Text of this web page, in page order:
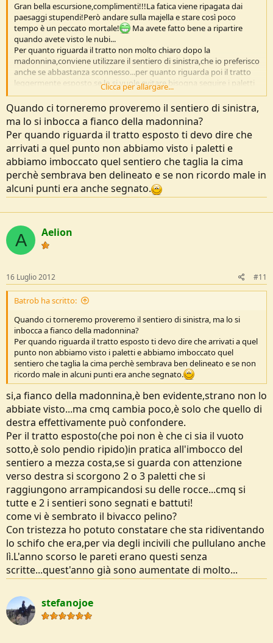
Gran bella escursione,complimenti!!!La fatica viene ripagata dai
paesaggi stupendi!Però andare sulla majella e stare così poco
tempo è un peccato mortale!
Ma avete fatto bene a ripartire
quando avete visto le nubi...
Per quanto riguarda il tratto non molto chiaro dopo la
madonnina,conviene utilizzare il sentiero di sinistra,che io preferisco
anche se abbastanza sconnesso...per quanto riguarda poi il tratto
leggermente esposto,se lo si vuole evitare,bisogna seguire i paletti
sulla destra e non prendere il sentiero di sinistra che taglia una cima
a mezzacosta.
Clicca per allargare...
Quando ci torneremo proveremo il sentiero di sinistra,
ma lo si inbocca a fianco della madonnina?
Per quando riguarda il tratto esposto ti devo dire che
arrivati a quel punto non abbiamo visto i paletti e
abbiamo imboccato quel sentiero che taglia la cima
perchè sembrava ben delineato e se non ricordo male in
alcuni punti era anche segnato.
A Aelion
16 Luglio 2012 #11
Batrob ha scritto:
Quando ci torneremo proveremo il sentiero di sinistra, ma lo si
inbocca a fianco della madonnina?
Per quando riguarda il tratto esposto ti devo dire che arrivati a quel
punto non abbiamo visto i paletti e abbiamo imboccato quel
sentiero che taglia la cima perchè sembrava ben delineato e se non
ricordo male in alcuni punti era anche segnato.
si,a fianco della madonnina,è ben evidente,strano non lo
abbiate visto...ma cmq cambia poco,è solo che quello di
destra effettivamente può confondere.
Per il tratto esposto(che poi non è che ci sia il vuoto
sotto,è solo pendio ripido)in pratica all'imbocco del
sentiero a mezza costa,se si guarda con attenzione
verso destra si scorgono 2 o 3 paletti che si
raggiungono arrampicandosi su delle rocce...cmq si
tutte e 2 i sentieri sono segnati e battuti!
come vi è sembrato il bivacco pelino?
Con tristezza ho potuto constatare che sta ridiventando
lo schifo che era,per via degli incivili che pullulano anche
lì.L'anno scorso le pareti erano questi senza
scritte...quest'anno già sono aumentate di molto...
stefanojoe